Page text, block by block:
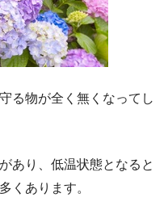
る物が全く無くなってし
あり、低温状態となると
くあります。